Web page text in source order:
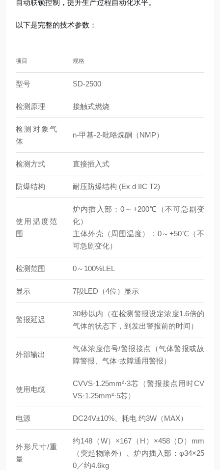
自动联锁控制，提升生产过程自动化水平。
以下是完整的技术参数：
项目 规格
型号 SD-2500
检测原理 接触式燃烧
检测对象气
体
n-甲基-2-吡咯烷酮（NMP）
检测方式 直接插入式
防爆结构 耐压防爆结构 (Ex d IIC T2)
使用温度范
围
炉内插入部：0～+200℃（不可急剧变
化）
主体外壳（周围温度）：0～+50℃（不
可急剧变化）
检测范围 0～100%LEL
显示 7段LED（4位）显示
警报延迟
30秒以内（在检测警报设定浓度1.6倍的
气体的状态下，到发出警报前的时间）
外部输出
气体浓度信号/警报接点（气体警报或故
障警报、气体·故障通用警报）
使用电缆
CVVS·1.25mm²·3芯（警报接点用时CV
VS·1.25mm²·5芯）
电源 DC24V±10%、耗电 约3W（MAX）
外形尺寸/重
量
约148（W）×167（H）×458（D）mm
（突起物除外）、炉内插入部：φ34×25
0／约4.6kg